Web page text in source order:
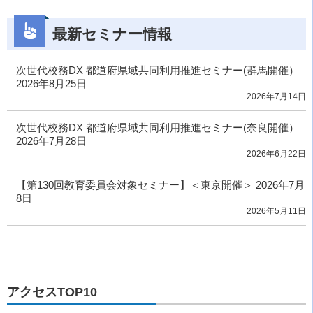
最新セミナー情報
次世代校務DX 都道府県域共同利用推進セミナー(群馬開催）
2026年8月25日
2026年7月14日
次世代校務DX 都道府県域共同利用推進セミナー(奈良開催）
2026年7月28日
2026年6月22日
【第130回教育委員会対象セミナー】＜東京開催＞ 2026年7月
8日
2026年5月11日
アクセスTOP10